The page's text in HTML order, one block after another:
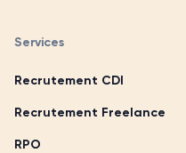
Services
Recrutement CDI
Recrutement Freelance
RPO